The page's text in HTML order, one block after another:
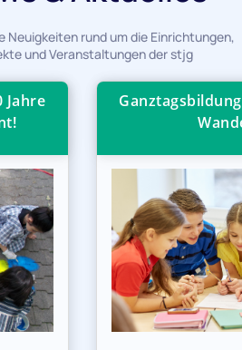
Neuigkeiten rund um die Einrichtungen,
und Veranstaltungen der stjg
Jahre